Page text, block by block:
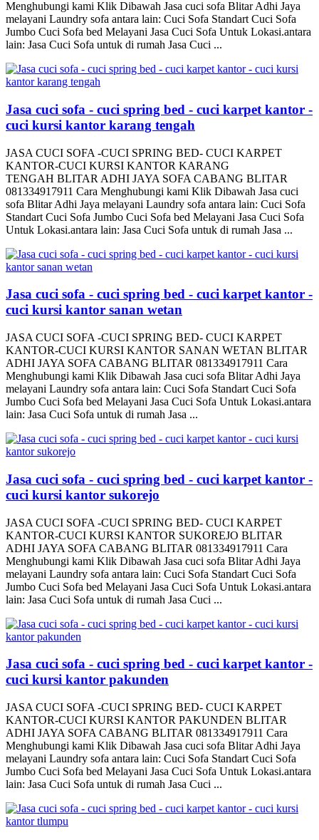
Menghubungi kami Klik Dibawah Jasa cuci sofa Blitar Adhi Jaya
melayani Laundry sofa antara lain: Cuci Sofa Standart Cuci Sofa
Jumbo Cuci Sofa bed Melayani Jasa Cuci Sofa Untuk Lokasi.antara
lain: Jasa Cuci Sofa untuk di rumah Jasa Cuci ...
Jasa cuci sofa - cuci spring bed - cuci karpet kantor -
cuci kursi kantor karang tengah
JASA CUCI SOFA -CUCI SPRING BED- CUCI KARPET
KANTOR-CUCI KURSI KANTOR KARANG
TENGAH BLITAR ADHI JAYA SOFA CABANG BLITAR
081334917911 Cara Menghubungi kami Klik Dibawah Jasa cuci
sofa Blitar Adhi Jaya melayani Laundry sofa antara lain: Cuci Sofa
Standart Cuci Sofa Jumbo Cuci Sofa bed Melayani Jasa Cuci Sofa
Untuk Lokasi.antara lain: Jasa Cuci Sofa untuk di rumah Jasa ...
Jasa cuci sofa - cuci spring bed - cuci karpet kantor -
cuci kursi kantor sanan wetan
JASA CUCI SOFA -CUCI SPRING BED- CUCI KARPET
KANTOR-CUCI KURSI KANTOR SANAN WETAN BLITAR
ADHI JAYA SOFA CABANG BLITAR 081334917911 Cara
Menghubungi kami Klik Dibawah Jasa cuci sofa Blitar Adhi Jaya
melayani Laundry sofa antara lain: Cuci Sofa Standart Cuci Sofa
Jumbo Cuci Sofa bed Melayani Jasa Cuci Sofa Untuk Lokasi.antara
lain: Jasa Cuci Sofa untuk di rumah Jasa ...
Jasa cuci sofa - cuci spring bed - cuci karpet kantor -
cuci kursi kantor sukorejo
JASA CUCI SOFA -CUCI SPRING BED- CUCI KARPET
KANTOR-CUCI KURSI KANTOR SUKOREJO BLITAR
ADHI JAYA SOFA CABANG BLITAR 081334917911 Cara
Menghubungi kami Klik Dibawah Jasa cuci sofa Blitar Adhi Jaya
melayani Laundry sofa antara lain: Cuci Sofa Standart Cuci Sofa
Jumbo Cuci Sofa bed Melayani Jasa Cuci Sofa Untuk Lokasi.antara
lain: Jasa Cuci Sofa untuk di rumah Jasa Cuci ...
Jasa cuci sofa - cuci spring bed - cuci karpet kantor -
cuci kursi kantor pakunden
JASA CUCI SOFA -CUCI SPRING BED- CUCI KARPET
KANTOR-CUCI KURSI KANTOR PAKUNDEN BLITAR
ADHI JAYA SOFA CABANG BLITAR 081334917911 Cara
Menghubungi kami Klik Dibawah Jasa cuci sofa Blitar Adhi Jaya
melayani Laundry sofa antara lain: Cuci Sofa Standart Cuci Sofa
Jumbo Cuci Sofa bed Melayani Jasa Cuci Sofa Untuk Lokasi.antara
lain: Jasa Cuci Sofa untuk di rumah Jasa Cuci ...